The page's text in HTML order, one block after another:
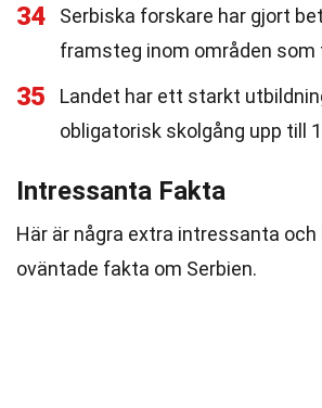
34
Serbiska forskare har gjort
framsteg inom områden som
35
Landet har ett starkt
obligatorisk skolgång upp till
Intressanta Fakta
Här är några extra intressanta och
oväntade fakta om Serbien.